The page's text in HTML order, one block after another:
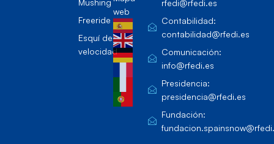
Mushing
Freeride
Esquí de
velocidad
web
rfedi@rfedi.es
Contabilidad:
contabilidad@rfedi.es
Comunicación:
info@rfedi.es
Presidencia:
presidencia@rfedi.es
Fundación: